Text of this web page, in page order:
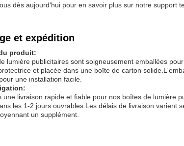
dès aujourd'hui pour en savoir plus sur notre support
et expédition
produit:
lumière publicitaires sont soigneusement emballées
et placée dans une boîte de carton
une installation facile.
une livraison rapide et fiable pour nos boîtes de lumière
les 1-2 jours ouvrables.Les délais de livraison varient
un supplément.